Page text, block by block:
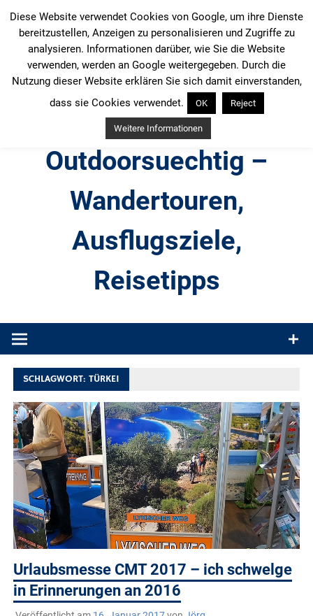
Inhalt
springen
Outdoorsuechtig –
Wandertouren,
Ausflugsziele,
Reisetipps
Produkttests und Buchrezensionen. Ein Blog für alle, die gern
SCHLAGWORT:TÜRKEI
Urlaubsmesse CMT 2017 – ich schwelge
in Erinnerungen an 2016
Diese Website verwendet Cookies von Google, um ihre Dienste
bereitzustellen, Anzeigen zu personalisieren und Zugriffe zu
analysieren. Informationen darüber, wie Sie die Website
verwenden, werden an Google weitergegeben. Durch die
Nutzung dieser Website erklären Sie sich damit einverstanden,
dass sie Cookies verwendet.
OK Reject
Weitere Informationen